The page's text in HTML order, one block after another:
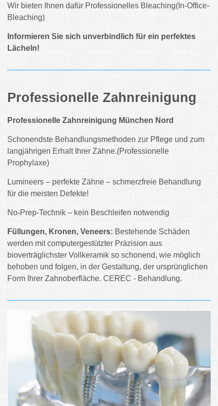
Wir bieten Ihnen dafür Professionelles Bleaching(In-Office-
Bleaching)
Informieren Sie sich unverbindlich für ein perfektes
Lächeln!
Professionelle Zahnreinigung
Professionelle Zahnreinigung München Nord
Schonendste Behandlungsmethoden zur Pflege und zum
langjährigen Erhalt Ihrer Zähne.(Professionelle
Prophylaxe)
Lumineers – perfekte Zähne – schmerzfreie Behandlung
für die meisten Defekte!
No-Prep-Technik – kein Beschleifen notwendig
Füllungen, Kronen, Veneers: Bestehende Schäden
werden mit computergestützter Präzision aus
bioverträglichster Vollkeramik so schonend, wie möglich
behoben und folgen, in der Gestaltung, der ursprünglichen
Form Ihrer Zahnoberfläche. CEREC - Behandlung.